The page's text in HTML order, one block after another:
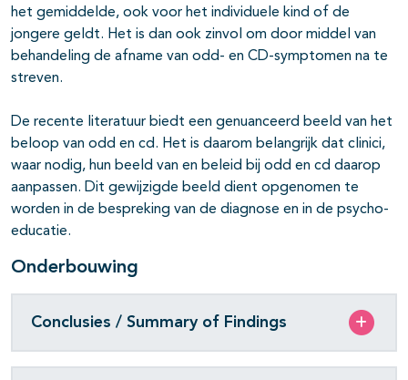
het gemiddelde, ook voor het individuele kind of de
jongere geldt. Het is dan ook zinvol om door middel van
behandeling de afname van odd- en CD-symptomen na te
streven.
De recente literatuur biedt een genuanceerd beeld van het
beloop van odd en cd. Het is daarom belangrijk dat clinici,
waar nodig, hun beeld van en beleid bij odd en cd daarop
aanpassen. Dit gewijzigde beeld dient opgenomen te
worden in de bespreking van de diagnose en in de psycho-
educatie.
Onderbouwing
Conclusies / Summary of Findings